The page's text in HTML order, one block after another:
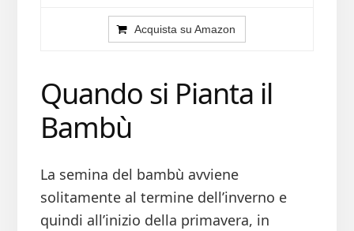
Acquista su Amazon
Quando si Pianta il
Bambù
La semina del bambù avviene
solitamente al termine dell’inverno e
quindi all’inizio della primavera, in